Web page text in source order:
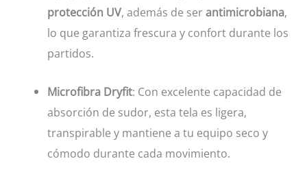
protección UV, además de serantimicrobiana,
lo que garantiza frescura y confort durante los
partidos.
Microfibra Dryfit: Con excelente capacidad de
absorción de sudor, esta tela es ligera,
transpirable y mantiene a tu equipo seco y
cómodo durante cada movimiento.